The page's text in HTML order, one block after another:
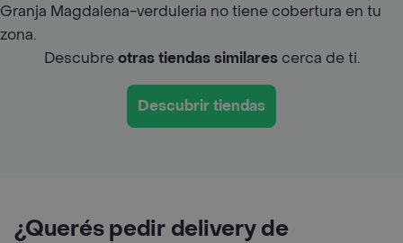
Granja Magdalena-verduleria no tiene cobertura en tu
zona.
Descubreotras tiendas similarescerca de ti.
Descubrir tiendas
¿Querés pedir delivery de